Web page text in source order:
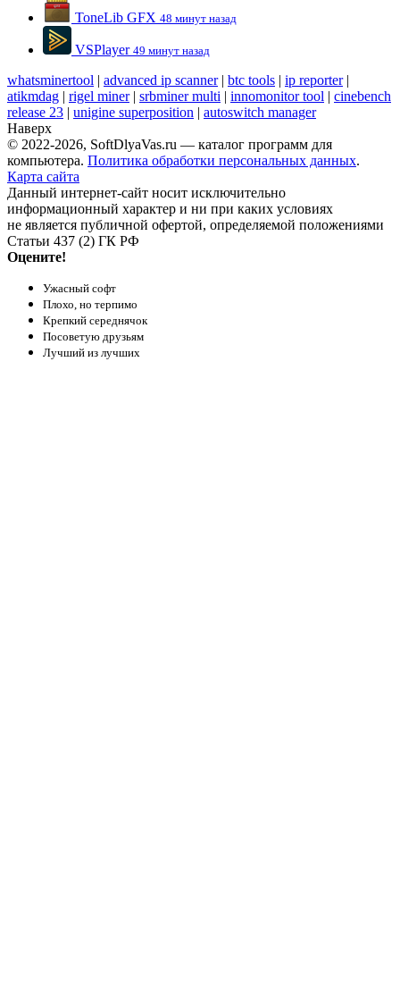
ToneLib GFX 48 минут назад
VSPlayer 49 минут назад
whatsminertool | advanced ip scanner| btc tools | ip reporter|
atikmdag | rigel miner| srbminer multi | innomonitor tool | cinebench
release 23 | unigine superposition | autoswitch manager
Наверх
© 2022-2026, SoftDlyaVas.ru — каталог программ для
компьютера. Политика обработки персональных данных.
Карта сайта
Данный интернет-сайт носит исключительно
информационный характер и ни при каких условиях
не является публичной офертой, определяемой положениями
Статьи 437 (2) ГК РФ
Оцените!
Ужасный софт
Плохо, но терпимо
Крепкий середнячок
Посоветую друзьям
Лучший из лучших